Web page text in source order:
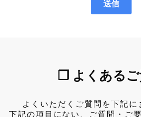
❐ よくあるご
よくいただくご質問を下記に
下記の項目にない、ご質問・ご